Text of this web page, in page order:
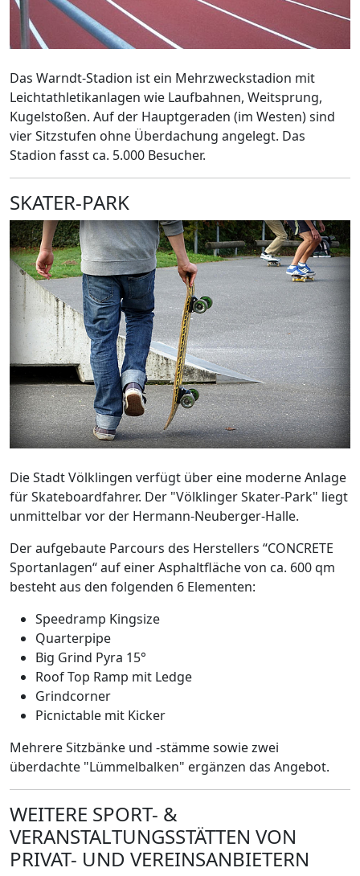
Das Warndt-Stadion ist ein Mehrzweckstadion mit
Leichtathletikanlagen wie Laufbahnen, Weitsprung,
Kugelstoßen. Auf der Hauptgeraden (im Westen) sind
vier Sitzstufen ohne Überdachung angelegt. Das
Stadion fasst ca. 5.000 Besucher.
SKATER-PARK
Die Stadt Völklingen verfügt über eine moderne Anlage
für Skateboardfahrer. Der "Völklinger Skater-Park" liegt
unmittelbar vor der Hermann-Neuberger-Halle.
Der aufgebaute Parcours des Herstellers “CONCRETE
Sportanlagen“ auf einer Asphaltfläche von ca. 600 qm
besteht aus den folgenden 6 Elementen:
Speedramp Kingsize
Quarterpipe
Big Grind Pyra 15°
Roof Top Ramp mit Ledge
Grindcorner
Picnictable mit Kicker
Mehrere Sitzbänke und -stämme sowie zwei
überdachte "Lümmelbalken" ergänzen das Angebot.
WEITERE SPORT- &
VERANSTALTUNGSSTÄTTEN VON
PRIVAT- UND VEREINSANBIETERN